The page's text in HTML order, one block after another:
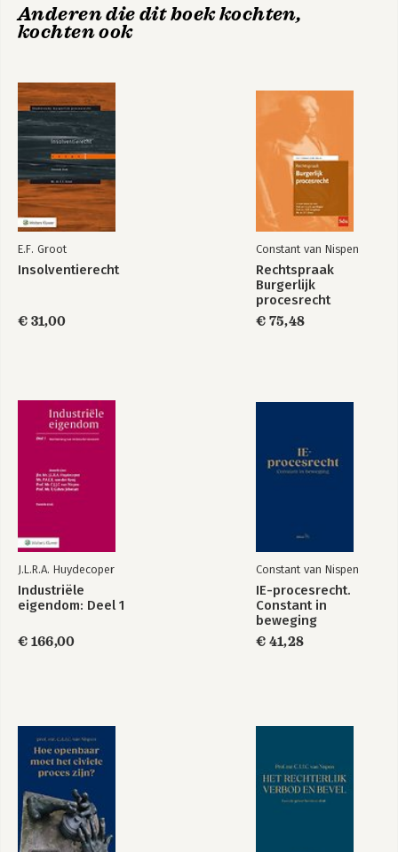
Hoe openbaar moet
het civiele proces
zijn?
IE-procesrecht.
Constant in
beweging
Bekijk alle boeken
Rechtspraak
Burgerlijk
procesrecht
Executierecht
privaatrechtelijke
dwangsom
Anderen die dit boek kochten,
kochten ook
E.F. Groot
Insolventierecht
€ 31,00
Constant van Nispen
Rechtspraak
Burgerlijk
procesrecht
€ 75,48
J.L.R.A. Huydecoper
Industriële
eigendom: Deel 1
€ 166,00
Constant van Nispen
IE-procesrecht.
Constant in
beweging
€ 41,28